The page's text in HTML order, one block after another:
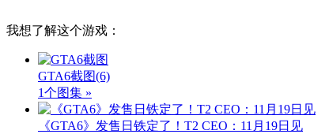
我想了解这个游戏：
GTA6截图(6)
1个图集 »
《GTA6》发售日铁定了！T2 CEO：11月19日见